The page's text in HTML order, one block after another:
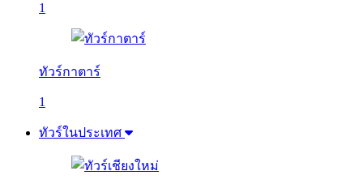
1
ทัวร์กาตาร์
1
ทัวร์ในประเทศ